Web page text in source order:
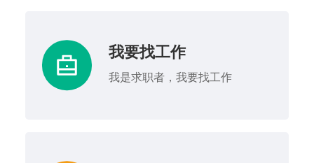
我要找工作
我是求职者，我要找工作